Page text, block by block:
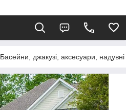
Басейни, джакузі, аксесуари,